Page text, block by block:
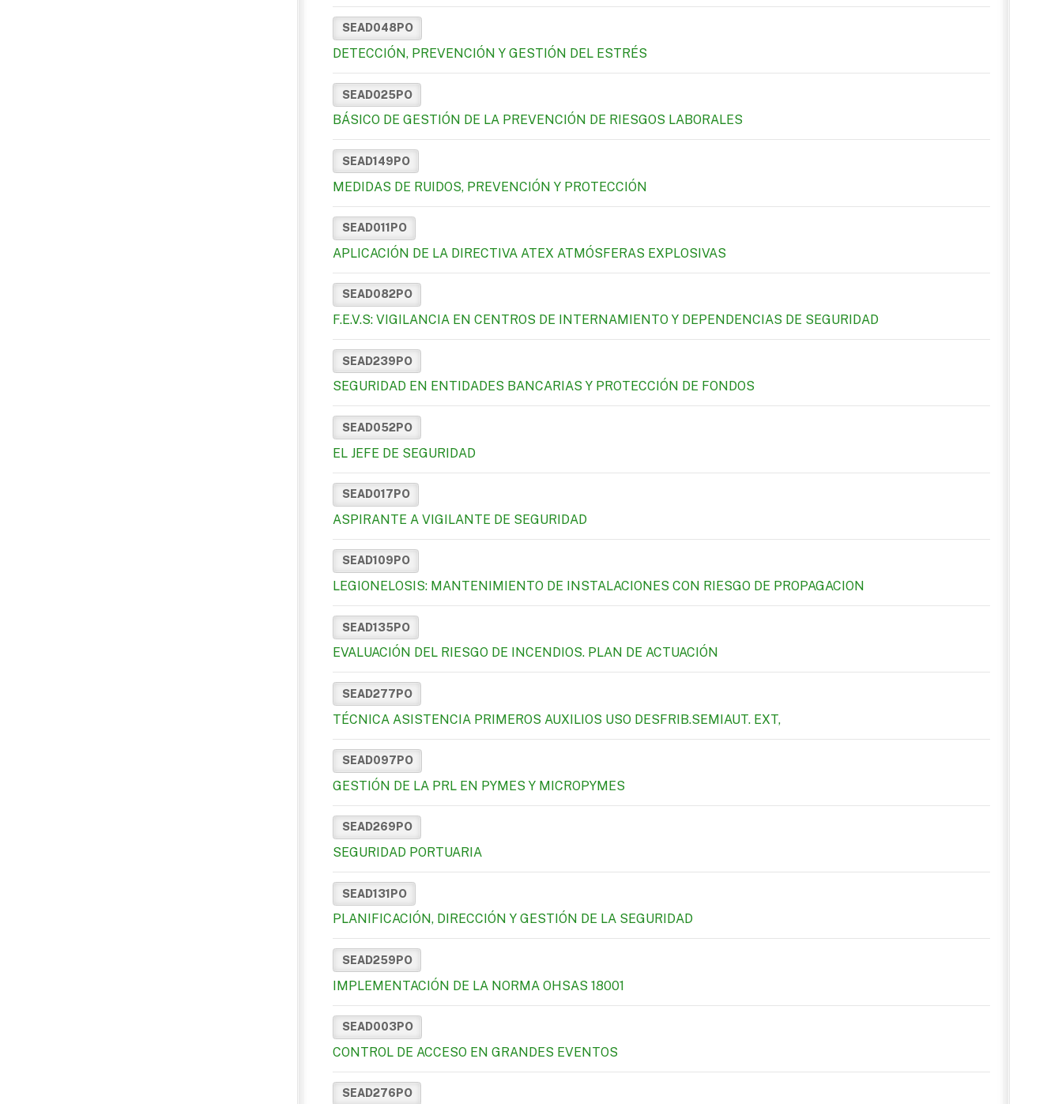
SEAD048PO
DETECCIÓN, PREVENCIÓN Y GESTIÓN DEL ESTRÉS
SEAD025PO
BÁSICO DE GESTIÓN DE LA PREVENCIÓN DE RIESGOS LABORALES
SEAD149PO
MEDIDAS DE RUIDOS, PREVENCIÓN Y PROTECCIÓN
SEAD011PO
APLICACIÓN DE LA DIRECTIVA ATEX ATMÓSFERAS EXPLOSIVAS
SEAD082PO
F.E.V.S: VIGILANCIA EN CENTROS DE INTERNAMIENTO Y DEPENDENCIAS DE SEGURIDAD
SEAD239PO
SEGURIDAD EN ENTIDADES BANCARIAS Y PROTECCIÓN DE FONDOS
SEAD052PO
EL JEFE DE SEGURIDAD
SEAD017PO
ASPIRANTE A VIGILANTE DE SEGURIDAD
SEAD109PO
LEGIONELOSIS: MANTENIMIENTO DE INSTALACIONES CON RIESGO DE PROPAGACION
SEAD135PO
EVALUACIÓN DEL RIESGO DE INCENDIOS. PLAN DE ACTUACIÓN
SEAD277PO
TÉCNICA ASISTENCIA PRIMEROS AUXILIOS USO DESFRIB.SEMIAUT. EXT,
SEAD097PO
GESTIÓN DE LA PRL EN PYMES Y MICROPYMES
SEAD269PO
SEGURIDAD PORTUARIA
SEAD131PO
PLANIFICACIÓN, DIRECCIÓN Y GESTIÓN DE LA SEGURIDAD
SEAD259PO
IMPLEMENTACIÓN DE LA NORMA OHSAS 18001
SEAD003PO
CONTROL DE ACCESO EN GRANDES EVENTOS
SEAD276PO